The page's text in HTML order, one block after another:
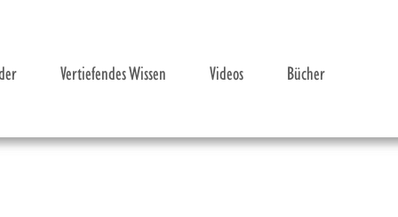
Vertiefendes Wissen Videos Bücher